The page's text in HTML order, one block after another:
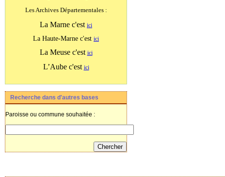
Les Archives Départementales :
La Marne c'est ici
La Haute-Marne c'est ici
La Meuse c'est ici
L’Aube c'est ici
Recherche dans d'autres bases
Paroisse ou commune souhaitée :